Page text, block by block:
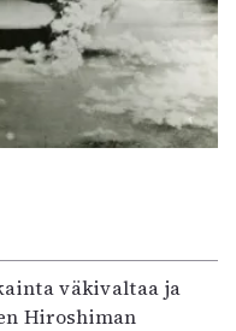
väkivaltaa ja
Hiroshiman